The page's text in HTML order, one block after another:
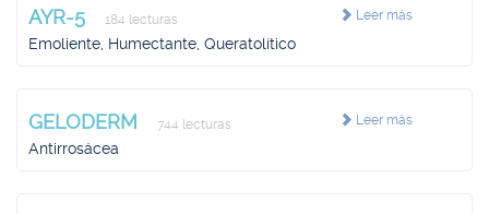
Leer más
AYR-5 184 lecturas
Emoliente, Humectante, Queratolítico
Leer más
GELODERM 744 lecturas
Antirrosácea